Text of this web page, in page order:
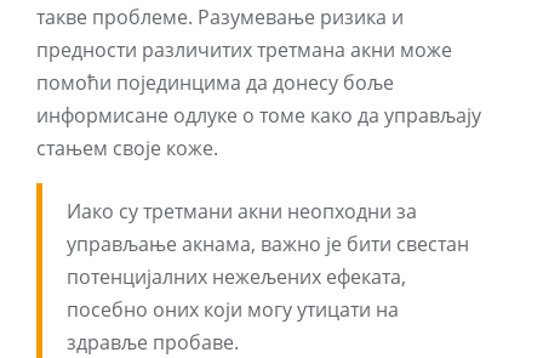
такве проблеме. Разумевање ризика и
предности различитих третмана акни може
помоћи појединцима да донесу боље
информисане одлуке о томе како да управљају
стањем своје коже.
Иако су третмани акни неопходни за
управљање акнама, важно је бити свестан
потенцијалних нежељених ефеката,
посебно оних који могу утицати на
здравље пробаве.